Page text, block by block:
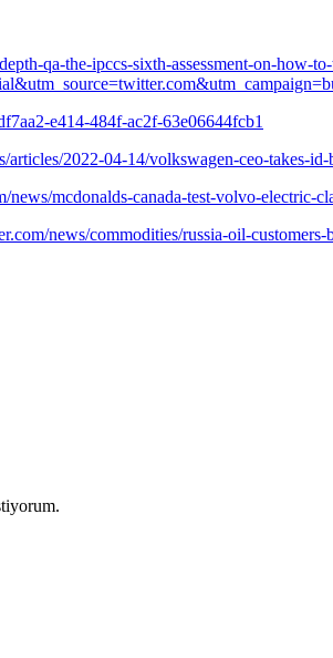
qa-the-ipccs-sixth-assessment-on-how-
e414-484f-ac2f-63e06644fcb1
2022-04-14/volkswagen-ceo-takes-
mcdonalds-canada-test-volvo-electric-
news/commodities/russia-oil-